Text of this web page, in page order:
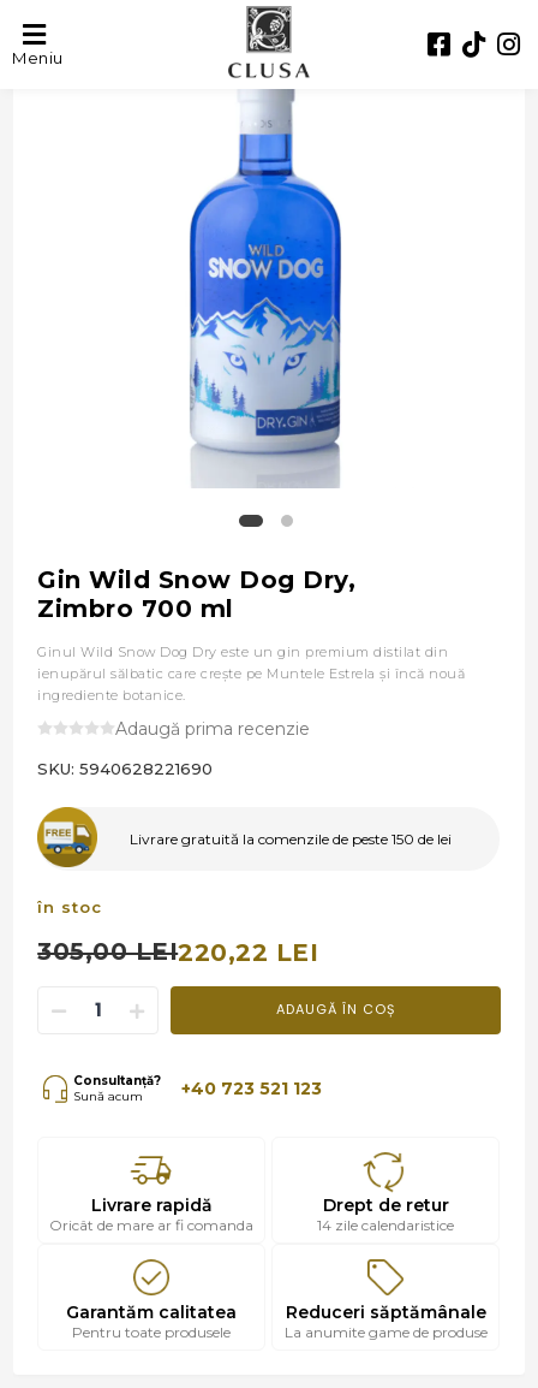
Meniu- 28%
Gin Wild Snow Dog Dry,
Zimbro 700 ml
Ginul Wild Snow Dog Dry este un gin premium distilat din
ienupărul sălbatic care creşte pe Muntele Estrela şi încă nouă
ingrediente botanice.
Adaugă prima recenzie
SKU: 5940628221690
Livrare gratuită la comenzile de peste 150 de lei
în stoc
305,00 LEI220,22 LEI
ADAUGĂ ÎN COȘ
Consultanță?
Sună acum
+40 723 521 123
Livrare rapidă
Oricât de mare ar fi comanda
Drept de retur
14 zile calendaristice
Garantăm calitatea
Pentru toate produsele
Reduceri săptămânale
La anumite game de produse